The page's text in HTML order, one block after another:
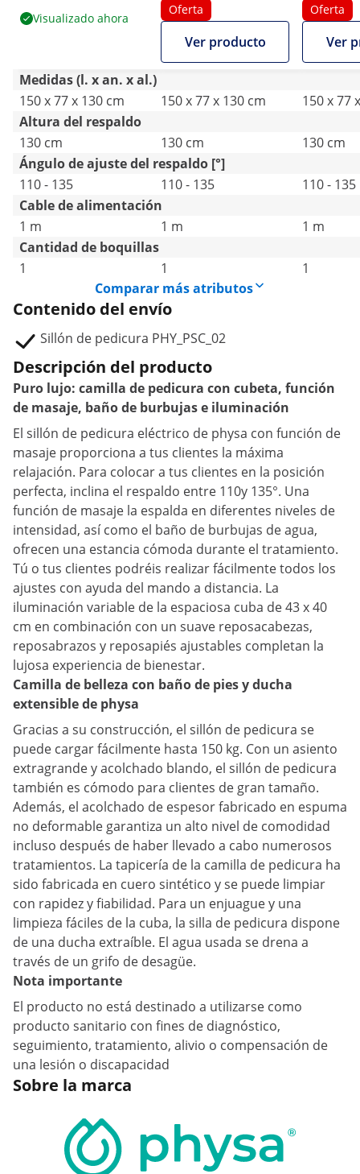
cubeta iluminada y
funciones de masaje
negro
Visualizado ahora
para pies - 105 W -
150 kg - blanco -
masaje de espalda
Oferta
Ver producto
cubeta
- 105 W
Oferta
Ver
Medidas (l. x an. x al.)
150 x 77 x 130 cm
150 x 77 x 130 cm
150 x 77
Altura del respaldo
130 cm
130 cm
130 cm
Ángulo de ajuste del respaldo [°]
110 - 135
110 - 135
110 - 135
Cable de alimentación
1 m
1 m
1 m
Cantidad de boquillas
1
1
1
Comparar más atributos
Contenido del envío
Sillón de pedicura PHY_PSC_02
Descripción del producto
Puro lujo: camilla de pedicura con cubeta, función
de masaje, baño de burbujas e iluminación
El sillón de pedicura eléctrico de physa con función de
masaje proporciona a tus clientes la máxima
relajación. Para colocar a tus clientes en la posición
perfecta, inclina el respaldo entre 110y 135°. Una
función de masaje la espalda en diferentes niveles de
intensidad, así como el baño de burbujas de agua,
ofrecen una estancia cómoda durante el tratamiento.
Tú o tus clientes podréis realizar fácilmente todos los
ajustes con ayuda del mando a distancia. La
iluminación variable de la espaciosa cuba de 43 x 40
cm en combinación con un suave reposacabezas,
reposabrazos y reposapiés ajustables completan la
lujosa experiencia de bienestar.
Camilla de belleza con baño de pies y ducha
extensible de physa
Gracias a su construcción, el sillón de pedicura se
puede cargar fácilmente hasta 150 kg. Con un asiento
extragrande y acolchado blando, el sillón de pedicura
también es cómodo para clientes de gran tamaño.
Además, el acolchado de espesor fabricado en espuma
no deformable garantiza un alto nivel de comodidad
incluso después de haber llevado a cabo numerosos
tratamientos. La tapicería de la camilla de pedicura ha
sido fabricada en cuero sintético y se puede limpiar
con rapidez y fiabilidad. Para un enjuague y una
limpieza fáciles de la cuba, la silla de pedicura dispone
de una ducha extraíble. El agua usada se drena a
través de un grifo de desagüe.
Nota importante
El producto no está destinado a utilizarse como
producto sanitario con fines de diagnóstico,
seguimiento, tratamiento, alivio o compensación de
una lesión o discapacidad
Sobre la marca